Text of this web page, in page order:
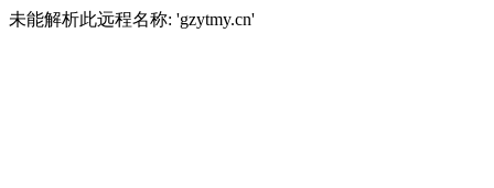
未能解析此远程名称: 'gzytmy.cn'